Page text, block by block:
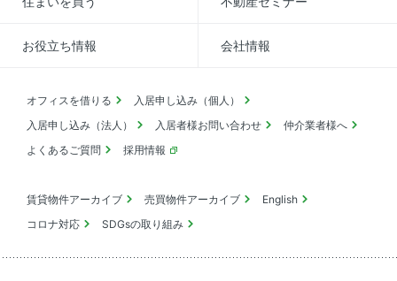
お役立ち情報 会社情報
オフィスを借りる
入居申し込み（個人）
入居申し込み（法人）
入居者様お問い合わせ
仲介業者様へ
よくあるご質問
採用情報
賃貸物件アーカイブ 売買物件アーカイブ
English
コロナ対応
SDGsの取り組み